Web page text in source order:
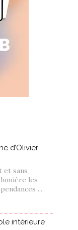
d’Olivier
et sans
les
...
intérieure